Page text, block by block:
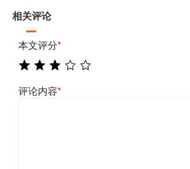
相关评论
本文评分*
评论内容*